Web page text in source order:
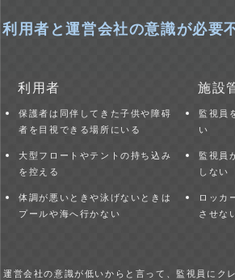
利用者と運営会社の意識が必要
利用者
保護者は同伴してきた子供や障碍
者を目視できる場所にいる
大型フロートやテントの持ち込み
を控える
体調が悪いときや泳げないときは
プールや海へ行かない
施設
監視員
い
監視員
しない
ロッカ
させな
運営会社の意識が低いからと言って、監視員にク